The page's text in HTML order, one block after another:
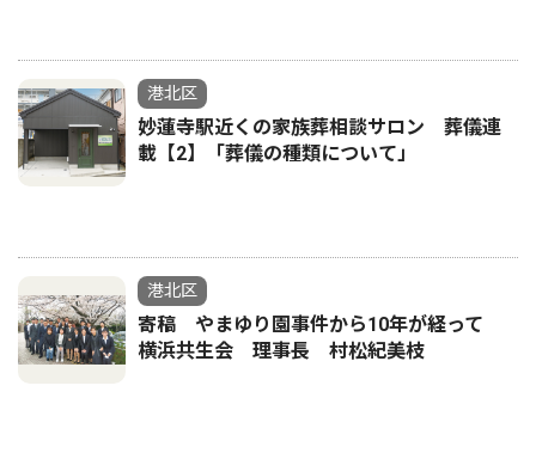
港北区
妙蓮寺駅近くの家族葬相談サロン 葬儀連
載【2】「葬儀の種類について」
港北区
寄稿 やまゆり園事件から10年が経って
横浜共生会 理事長 村松紀美枝